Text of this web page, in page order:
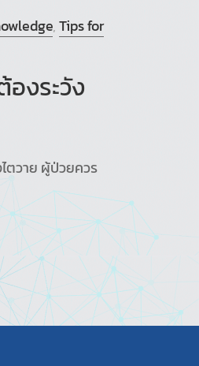
,Tips for
งระวัง
ตวาย ผู้ป่วยควร